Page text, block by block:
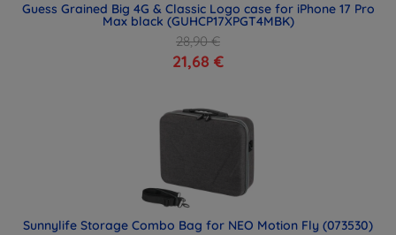
Guess Grained Big 4G & Classic Logo case for iPhone 17 Pro
Max black (GUHCP17XPGT4MBK)
28,90 €
21,68 €
Sunnylife Storage Combo Bag for NEO Motion Fly (073530)